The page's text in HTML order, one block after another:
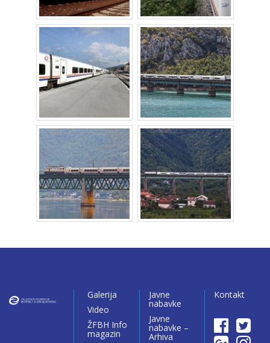
Galerija
Video
ŽFBH Info
magazin
Javne
nabavke
Javne
nabavke –
Arhiva
Kontakt